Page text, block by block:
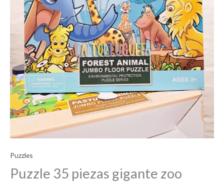
Puzzles
Puzzle 35 piezas gigante zoo